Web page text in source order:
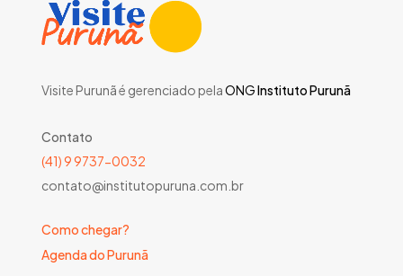
Visite Purunã é gerenciado pelaONGInstituto Purunã
Contato
(41) 9 9737-0032
contato@institutopuruna.com.br
Como chegar?
Agenda do Purunã